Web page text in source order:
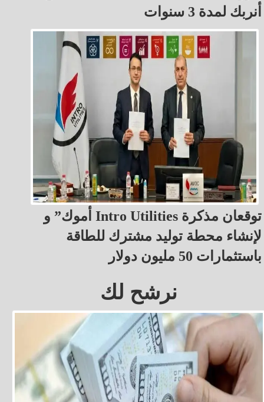
أنربك لمدة 3 سنوات
أموك” و Intro Utilities توقعان مذكرة
لإنشاء محطة توليد مشترك للطاقة
باستثمارات 50 مليون دولار
نرشح لك